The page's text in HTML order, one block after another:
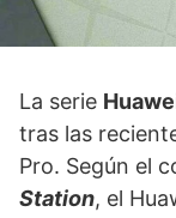
La serie
tras las
Pro. Según el
Station, el